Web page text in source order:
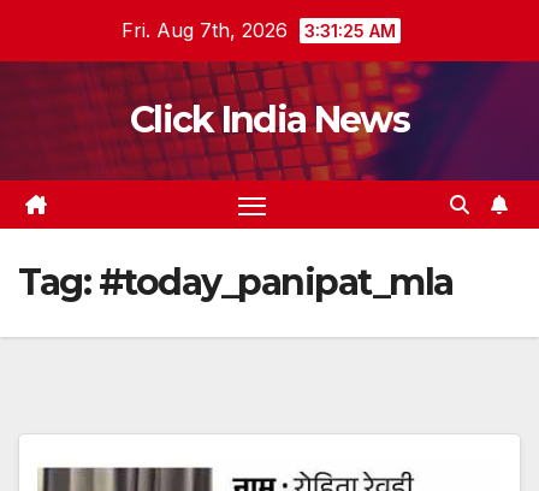
Fri. Aug 7th, 2026 3:31:25 AM
Click India News
Tag:#today_panipat_mla